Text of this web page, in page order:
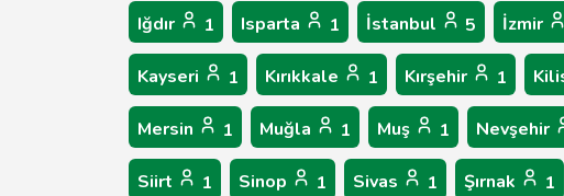
Iğdır 1 Isparta 1 İstanbul 5 İzmir
Kayseri 1 Kırıkkale 1 Kırşehir 1
Mersin 1 Muğla 1 Muş 1 Nevşehir
Siirt 1 Sinop 1 Sivas 1 Şırnak 1